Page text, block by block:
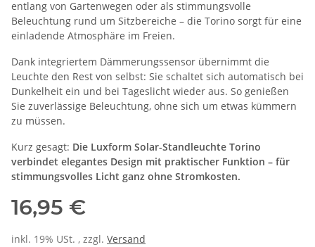
entlang von Gartenwegen oder als stimmungsvolle
Beleuchtung rund um Sitzbereiche – die Torino sorgt für eine
einladende Atmosphäre im Freien.
Dank integriertem Dämmerungssensor übernimmt die
Leuchte den Rest von selbst: Sie schaltet sich automatisch bei
Dunkelheit ein und bei Tageslicht wieder aus. So genießen
Sie zuverlässige Beleuchtung, ohne sich um etwas kümmern
zu müssen.
Kurz gesagt: Die Luxform Solar-Standleuchte Torino
verbindet elegantes Design mit praktischer Funktion – für
stimmungsvolles Licht ganz ohne Stromkosten.
16,95 €
inkl. 19% USt. , zzgl. Versand